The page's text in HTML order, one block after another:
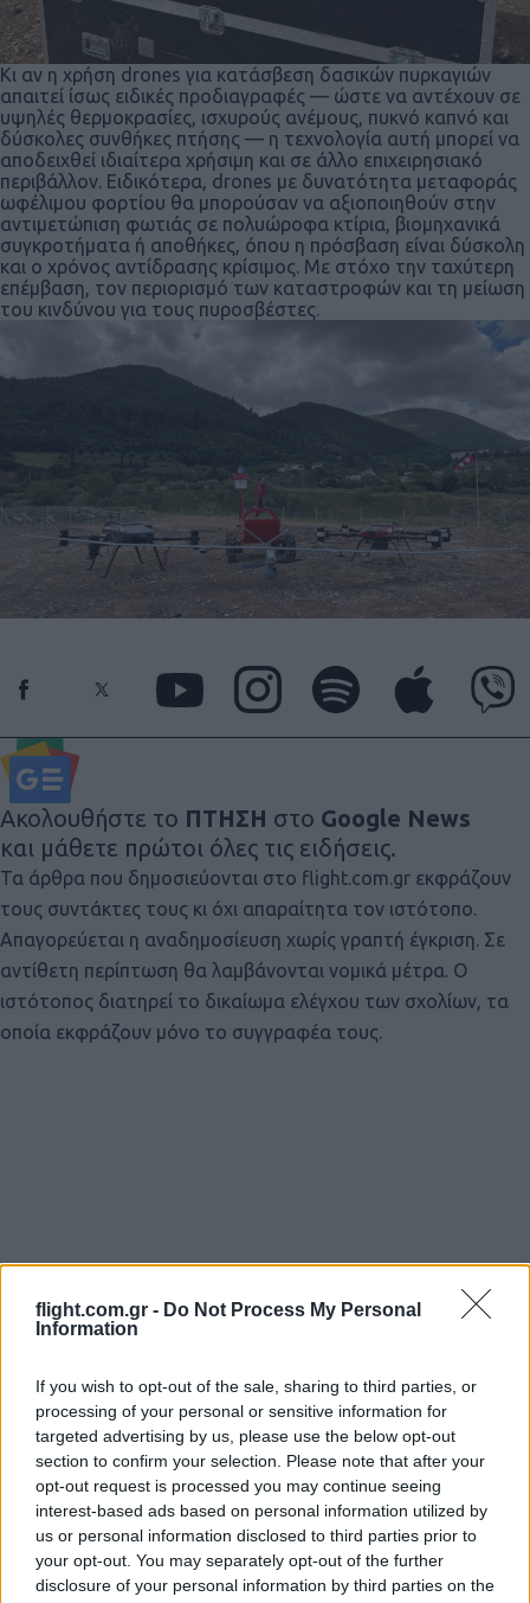
flight.com.gr - Do Not Process My Personal
Information
If you wish to opt-out of the sale, sharing to third parties, or
processing of your personal or sensitive information for
targeted advertising by us, please use the below opt-out
section to confirm your selection. Please note that after your
opt-out request is processed you may continue seeing
interest-based ads based on personal information utilized by
us or personal information disclosed to third parties prior to
your opt-out. You may separately opt-out of the further
disclosure of your personal information by third parties on the
Κι αν η χρήση drones για κατάσβεση δασικών πυρκαγιών
απαιτεί ίσως ειδικές προδιαγραφές — ώστε να αντέχουν σε
υψηλές θερμοκρασίες, ισχυρούς ανέμους, πυκνό καπνό και
δύσκολες συνθήκες πτήσης — η τεχνολογία αυτή μπορεί να
αποδειχθεί ιδιαίτερα χρήσιμη και σε άλλο επιχειρησιακό
περιβάλλον. Ειδικότερα, drones με δυνατότητα μεταφοράς
ωφέλιμου φορτίου θα μπορούσαν να αξιοποιηθούν στην
αντιμετώπιση φωτιάς σε πολυώροφα κτίρια, βιομηχανικά
συγκροτήματα ή αποθήκες, όπου η πρόσβαση είναι δύσκολη
και ο χρόνος αντίδρασης κρίσιμος. Με στόχο την ταχύτερη
επέμβαση, τον περιορισμό των καταστροφών και τη μείωση
του κινδύνου για τους πυροσβέστες.
Ακολουθήστε το ΠΤΗΣΗ στο Google News
και μάθετε πρώτοι όλες τις ειδήσεις.
Τα άρθρα που δημοσιεύονται στο flight.com.gr εκφράζουν
τους συντάκτες τους κι όχι απαραίτητα τον ιστότοπο.
Απαγορεύεται η αναδημοσίευση χωρίς γραπτή έγκριση. Σε
αντίθετη περίπτωση θα λαμβάνονται νομικά μέτρα. Ο
ιστότοπος διατηρεί το δικαίωμα ελέγχου των σχολίων, τα
οποία εκφράζουν μόνο το συγγραφέα τους.
Login
Please login to comment